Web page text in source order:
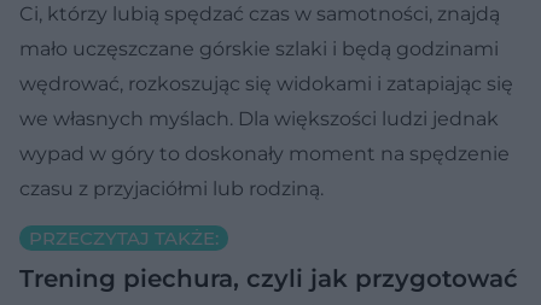
Ci, którzy lubią spędzać czas w samotności, znajdą
mało uczęszczane górskie szlaki i będą godzinami
wędrować, rozkoszując się widokami i zatapiając się
we własnych myślach. Dla większości ludzi jednak
wypad w góry to doskonały moment na spędzenie
czasu z przyjaciółmi lub rodziną.
PRZECZYTAJ TAKŻE:
Trening piechura, czyli jak przygotować